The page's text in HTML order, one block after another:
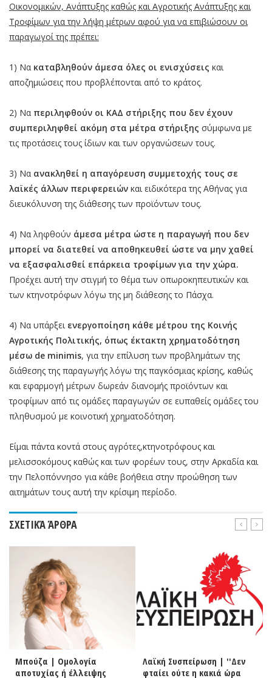
Οικονομικών, Ανάπτυξης καθώς και Αγροτικής Ανάπτυξης και
Τροφίμων για την λήψη μέτρων αφού για να επιβιώσουν οι
παραγωγοί της πρέπει:
1) Να καταβληθούν άμεσα όλες οι ενισχύσεις και
αποζημιώσεις που προβλέπονται από το κράτος.
2) Να περιληφθούν οι ΚΑΔ στήριξης που δεν έχουν
συμπεριληφθεί ακόμη στα μέτρα στήριξης σύμφωνα με
τις προτάσεις τους ίδιων και των οργανώσεων τους.
3) Να ανακληθεί η απαγόρευση συμμετοχής τους σε
λαϊκές άλλων περιφερειών και ειδικότερα της Αθήνας για
διευκόλυνση της διάθεσης των προϊόντων τους.
4) Να ληφθούν άμεσα μέτρα ώστε η παραγωγή που δεν
μπορεί να διατεθεί να αποθηκευθεί ώστε να μην χαθεί
να εξασφαλισθεί επάρκεια τροφίμων για την χώρα.
Προέχει αυτή την στιγμή το θέμα των οπωροκηπευτικών και
των κτηνοτρόφων λόγω της μη διάθεσης το Πάσχα.
4) Να υπάρξει ενεργοποίηση κάθε μέτρου της Κοινής
Αγροτικής Πολιτικής, όπως έκτακτη χρηματοδότηση
μέσω de minimis, για την επίλυση των προβλημάτων της
διάθεσης της παραγωγής λόγω της παγκόσμιας κρίσης, καθώς
και εφαρμογή μέτρων δωρεάν διανομής προϊόντων και
τροφίμων από τις ομάδες παραγωγών σε ευπαθείς ομάδες του
πληθυσμού με κοινοτική χρηματοδότηση.
Είμαι πάντα κοντά στους αγρότες,κτηνοτρόφους και
μελισσοκόμους καθώς και των φορέων τους, στην Αρκαδία και
την Πελοπόννησο για κάθε βοήθεια στην προώθηση των
αιτημάτων τους αυτή την κρίσιμη περίοδο.
ΣΧΕΤΙΚΆ ΆΡΘΡΑ
Λαϊκή Συσπείρωση | ''Δεν
φταίει ούτε η κακιά ώρα
Γούργαρης για ελεγχόμενη
στάθμευση στη Τρίπολη |